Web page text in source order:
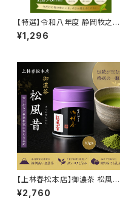
【特選】令和八年度 静岡牧之原
産 新茶 根本園 100g｜厳選茶
葉使用｜2026年新茶
¥1,296
【上林春松本店】御濃茶 松風昔
（まつかぜむかし）40g缶｜宇治
抹茶｜濃茶用抹茶｜茶道・お稽
¥2,760